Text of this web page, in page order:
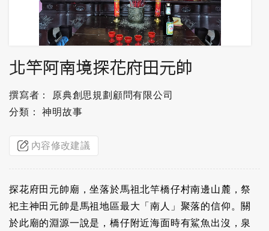
北竿阿南境探花府田元帥
撰寫者： 原典創思規劃顧問有限公司
分類： 神明故事
內容修改建議
探花府田元帥廟，坐落於馬祖北竿橋仔村南邊山麓，祭
祀主神田元帥是馬祖地區最大「南人」聚落的信仰。關
於此廟的淵源一說是，橋仔附近海面時有鯊魚出沒，泉